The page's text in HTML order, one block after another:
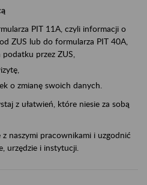
PIT 11A, czyli informacji o
ZUS lub do formularza PIT 40A,
przez ZUS,
o zmianę swoich danych.
z ułatwień, które niesie za sobą
naszymi pracownikami i uzgodnić
urzędzie i instytucji.